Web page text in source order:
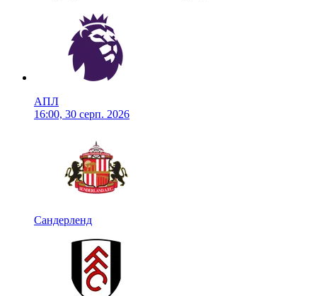
АПЛ
16:00, 30 серп. 2026
Сандерленд